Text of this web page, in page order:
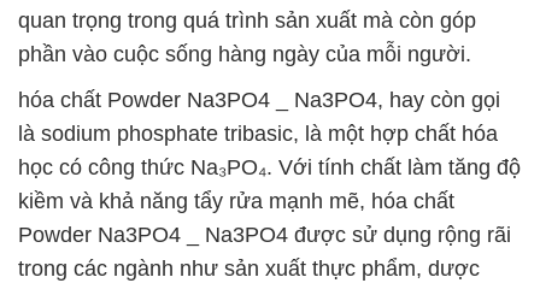
quan trọng trong quá trình sản xuất mà còn góp
phần vào cuộc sống hàng ngày của mỗi người.
hóa chất Powder Na3PO4 _ Na3PO4, hay còn gọi
là sodium phosphate tribasic, là một hợp chất hóa
học có công thức Na₃PO₄. Với tính chất làm tăng độ
kiềm và khả năng tẩy rửa mạnh mẽ, hóa chất
Powder Na3PO4 _ Na3PO4 được sử dụng rộng rãi
trong các ngành như sản xuất thực phẩm, dược